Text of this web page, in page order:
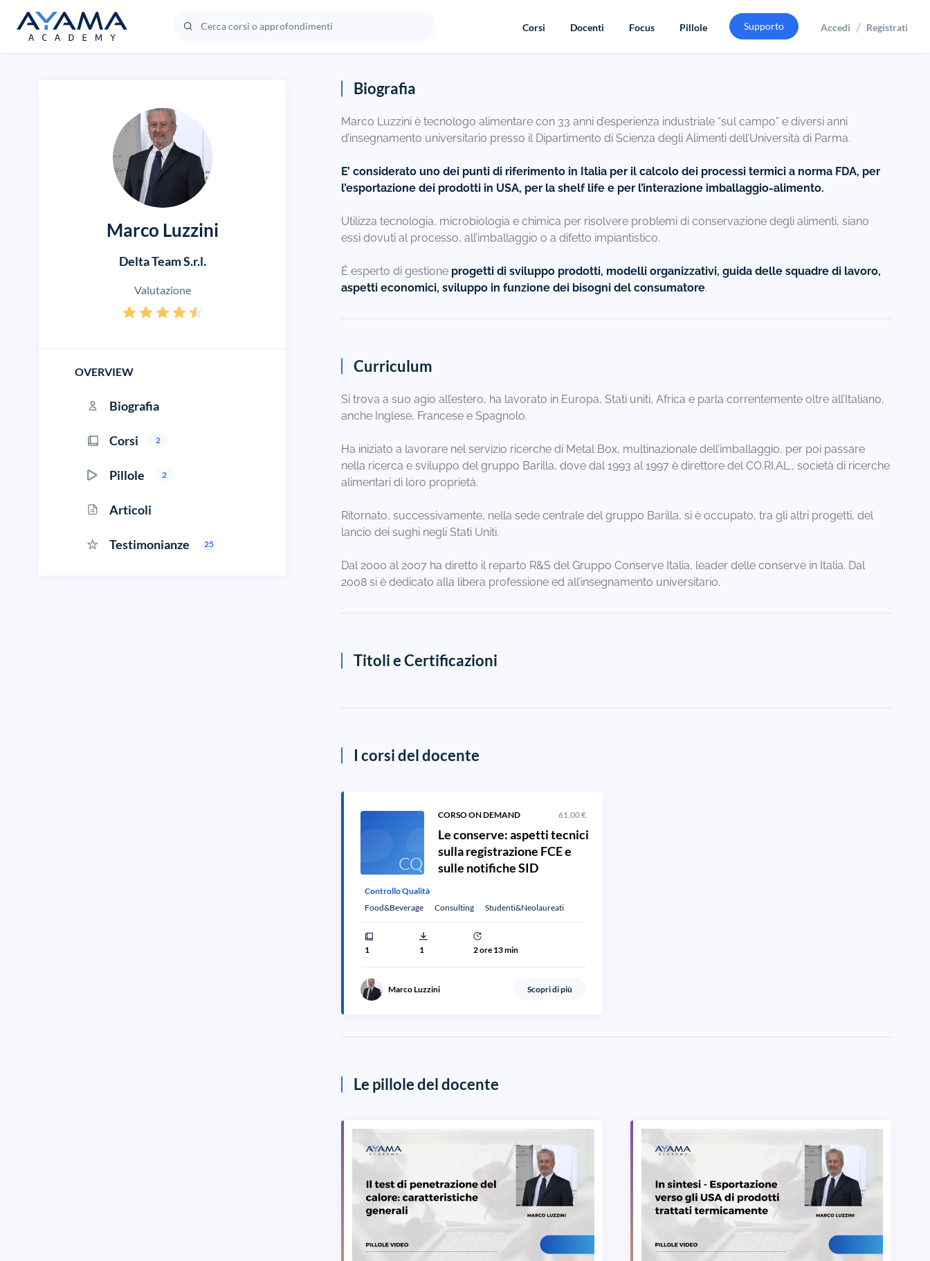
Corsi Docenti Focus Pillole Supporto Accedi / Registrati
Marco Luzzini
Delta Team S.r.l.
Valutazione
OVERVIEW
Biografia
Corsi 2
Pillole 2
Articoli
Testimonianze 25
Biografia
Marco Luzzini è tecnologo alimentare con 33 anni d’esperienza industriale “sul campo” e diversi anni
d’insegnamento universitario presso il Dipartimento di Scienza degli Alimenti dell’Università di Parma.
E’ considerato uno dei punti di riferimento in Italia per il calcolo dei processi termici a norma FDA, per
l’esportazione dei prodotti in USA, per la shelf life e per l’interazione imballaggio-alimento.
Utilizza tecnologia, microbiologia e chimica per risolvere problemi di conservazione degli alimenti, siano
essi dovuti al processo, all’imballaggio o a difetto impiantistico.
É esperto di gestione progetti di sviluppo prodotti, modelli organizzativi, guida delle squadre di lavoro,
aspetti economici, sviluppo in funzione dei bisogni del consumatore.
Curriculum
Si trova a suo agio all’estero, ha lavorato in Europa, Stati uniti, Africa e parla correntemente oltre all’Italiano,
anche Inglese, Francese e Spagnolo.
Ha iniziato a lavorare nel servizio ricerche di Metal Box, multinazionale dell’imballaggio, per poi passare
nella ricerca e sviluppo del gruppo Barilla, dove dal 1993 al 1997 è direttore del CO.RI.AL., società di ricerche
alimentari di loro proprietà.
Ritornato, successivamente, nella sede centrale del gruppo Barilla, si è occupato, tra gli altri progetti, del
lancio dei sughi negli Stati Uniti.
Dal 2000 al 2007 ha diretto il reparto R&S del Gruppo Conserve Italia, leader delle conserve in Italia. Dal
2008 si è dedicato alla libera professione ed all’insegnamento universitario.
Titoli e Certificazioni
I corsi del docente
CQ
CORSO ON DEMAND 61,00 €
Le conserve: aspetti tecnici
sulla registrazione FCE e
sulle notifiche SID
Controllo Qualità
Food&Beverage
Consulting Studenti&Neolaureati
1 1 2 ore 13 min
Marco Luzzini Scopri di più
Le pillole del docente